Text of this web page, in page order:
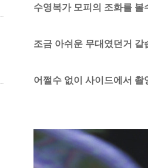
수영복가 모피의 조화를 볼
조금 아쉬운 무대였던거 같
어쩔수 없이 사이드에서 촬